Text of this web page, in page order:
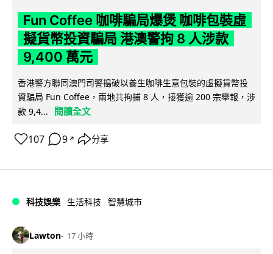
Fun Coffee 咖啡騙局爆煲 咖啡包裝虛
擬貨幣投資騙局 港澳警拘 8 人涉款
9,400 萬元
香港警方聯同澳門司警搗破以養生咖啡生意包裝的虛擬貨幣投
資騙局 Fun Coffee，兩地共拘捕 8 人，接獲逾 200 宗舉報，涉
款 9,4...
閱讀全文
107 9 ↗ 分享
科技娛樂 生活科技 智慧城市
Lawton 17 小時